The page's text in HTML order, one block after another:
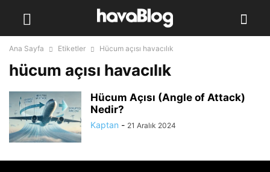
Ana Sayfa Etiketler Hücum açısı havacılık
hücum açısı havacılık
Hücum Açısı (Angle of Attack)
Nedir?
Kaptan - 21 Aralık 2024